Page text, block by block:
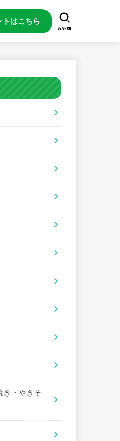
トはこちら
SEARCH
き・やきそ